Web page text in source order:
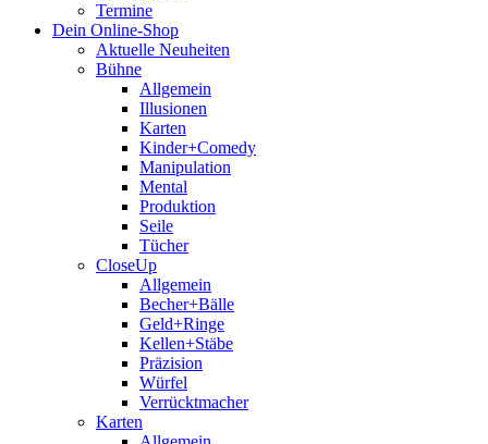
Termine
Dein Online-Shop
Aktuelle Neuheiten
Bühne
Allgemein
Illusionen
Karten
Kinder+Comedy
Manipulation
Mental
Produktion
Seile
Tücher
CloseUp
Allgemein
Becher+Bälle
Geld+Ringe
Kellen+Stäbe
Präzision
Würfel
Verrücktmacher
Karten